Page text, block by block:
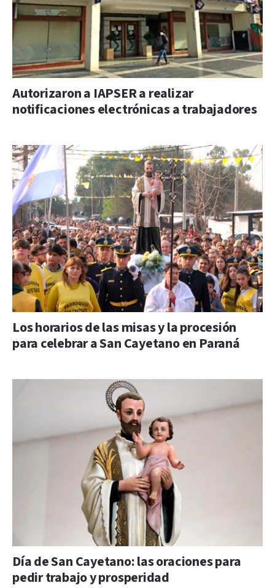
Autorizaron a IAPSER a realizar
notificaciones electrónicas a trabajadores
Los horarios de las misas y la procesión
para celebrar a San Cayetano en Paraná
Día de San Cayetano: las oraciones para
pedir trabajo y prosperidad